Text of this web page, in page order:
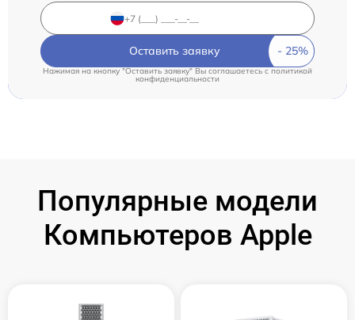
Оставить заявку
Нажимая на кнопку "Оставить заявку" Вы соглашаетесь cполитикой
конфиденциальности
Популярные модели
Компьютеров Apple